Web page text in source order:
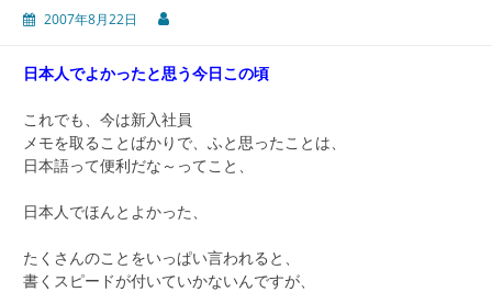
2007年8月22日
日本人でよかったと思う今日この頃
これでも、今は新入社員
メモを取ることばかりで、ふと思ったことは、
日本語って便利だな～ってこと、
日本人でほんとよかった、
たくさんのことをいっぱい言われると、
書くスピードが付いていかないんですが、